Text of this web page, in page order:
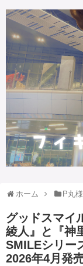
ホーム P丸様
グッドスマイ
綾人』と『神
SMILEシリー
2026年4月発